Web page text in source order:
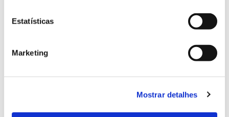
Estatísticas
Marketing
Mostrar detalhes
europeia descura a capacidade de a floresta poder
funções, sem que estes se contradigam ou
mostra bem como a sociedade civil em geral pensa a